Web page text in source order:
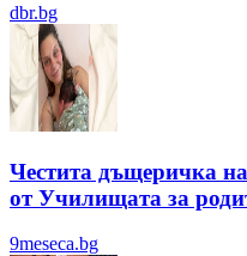
dbr.bg
Честита дъщеричка
от Училищата за
9meseca.bg